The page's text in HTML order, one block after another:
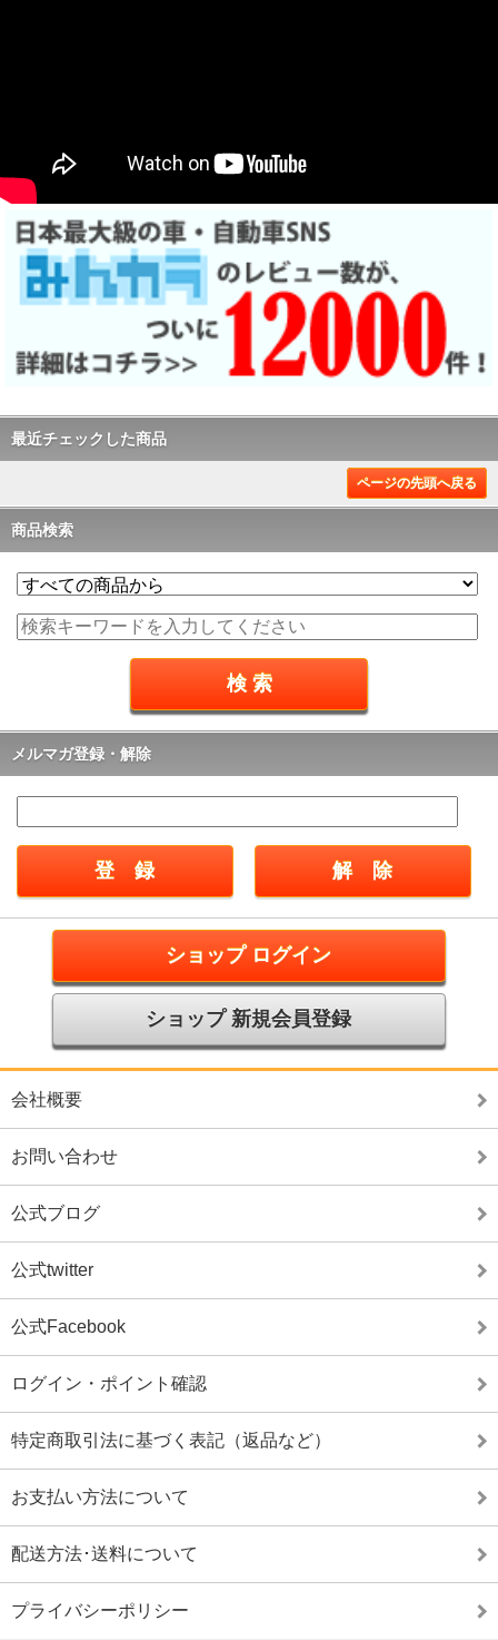
最近チェックした商品
ページの先頭へ戻る
商品検索
メルマガ登録・解除
ショップ ログイン
ショップ 新規会員登録
会社概要
お問い合わせ
公式ブログ
公式twitter
公式Facebook
ログイン・ポイント確認
特定商取引法に基づく表記（返品など）
お支払い方法について
配送方法･送料について
プライバシーポリシー